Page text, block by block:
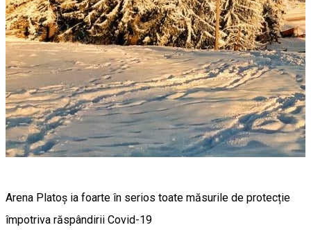
Arena Platoș ia foarte în serios toate măsurile de protecție
împotriva răspândirii Covid-19